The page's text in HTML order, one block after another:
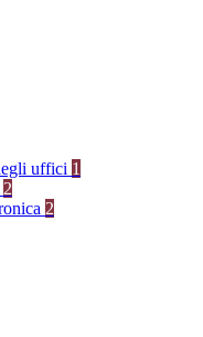
uffici 1
2
2